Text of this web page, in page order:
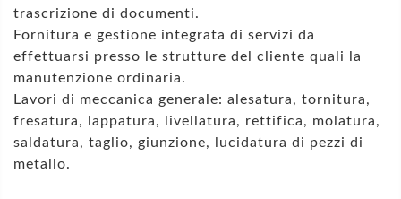
trascrizione di documenti.
Fornitura e gestione integrata di servizi da
effettuarsi presso le strutture del cliente quali la
manutenzione ordinaria.
Lavori di meccanica generale: alesatura, tornitura,
fresatura, lappatura, livellatura, rettifica, molatura,
saldatura, taglio, giunzione, lucidatura di pezzi di
metallo.